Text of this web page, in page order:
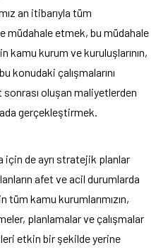
an itibarıyla tüm
müdahale etmek, bu müdahale
kamu kurum ve kuruluşlarının,
konudaki çalışmalarını
oluşan maliyetlerden
gerçekleştirmek.
de ayrı stratejik planlar
afet ve acil durumlarda
tüm kamu kurumlarımızın,
planlamalar ve çalışmalar
etkin bir şekilde yerine